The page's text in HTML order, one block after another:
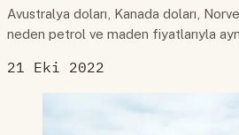
Avustralya doları, Kanada doları,
neden petrol ve maden fiyatlarıyla
21 Eki 2022